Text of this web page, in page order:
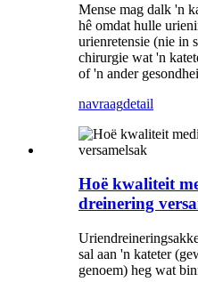
Mense mag dalk 'n
hê omdat hulle
urienretensie (nie in
chirurgie wat 'n
of 'n ander
navraagdetail
Hoë kwaliteit
dreinering
sal aan 'n kateter
genoem) heg wat